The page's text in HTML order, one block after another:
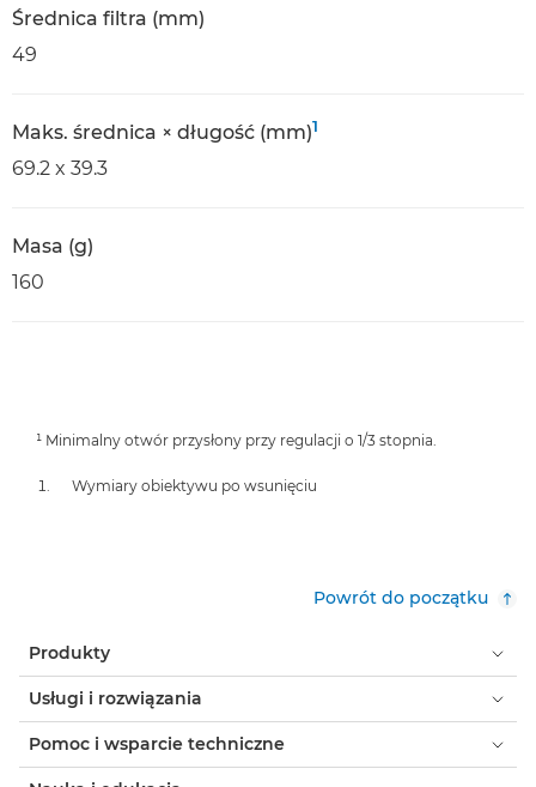
Średnica filtra (mm)
49
Maks. średnica × długość (mm)1
69.2 x 39.3
Masa (g)
160
¹ Minimalny otwór przysłony przy regulacji o 1/3 stopnia.
Wymiary obiektywu po wsunięciu
Powrót do początku
Produkty
Usługi i rozwiązania
Pomoc i wsparcie techniczne